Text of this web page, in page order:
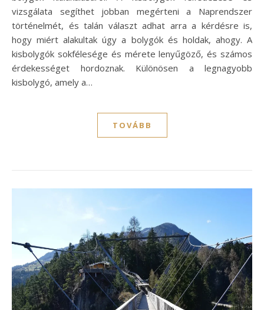
vizsgálata segíthet jobban megérteni a Naprendszer
történelmét, és talán választ adhat arra a kérdésre is,
hogy miért alakultak úgy a bolygók és holdak, ahogy. A
kisbolygók sokfélesége és mérete lenyűgöző, és számos
érdekességet hordoznak. Különösen a legnagyobb
kisbolygó, amely a…
TOVÁBB